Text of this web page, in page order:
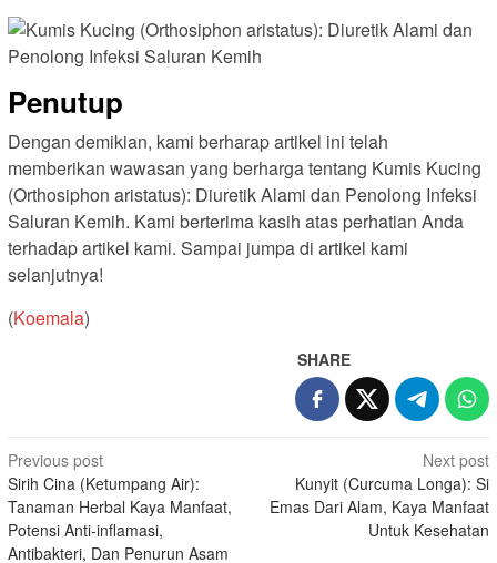
Penutup
Dengan demikian, kami berharap artikel ini telah
memberikan wawasan yang berharga tentang Kumis Kucing
(Orthosiphon aristatus): Diuretik Alami dan Penolong Infeksi
Saluran Kemih. Kami berterima kasih atas perhatian Anda
terhadap artikel kami. Sampai jumpa di artikel kami
selanjutnya!
(Koemala)
SHARE
Post
navigation
Previous post
Sirih Cina (Ketumpang Air):
Tanaman Herbal Kaya Manfaat,
Potensi Anti-inflamasi,
Antibakteri, Dan Penurun Asam
Next post
Kunyit (Curcuma Longa): Si
Emas Dari Alam, Kaya Manfaat
Untuk Kesehatan